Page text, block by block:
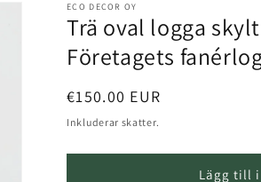
e
r
r
i
t
o
ECO DECOR OY
Trä oval logga
Företagets
Normalt
pris
€150.00 EUR
Inkluderar skatter.
Lägg till i